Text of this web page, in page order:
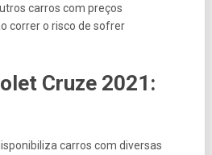
carros com preços
correr o risco de sofrer
Cruze 2021:
carros com diversas